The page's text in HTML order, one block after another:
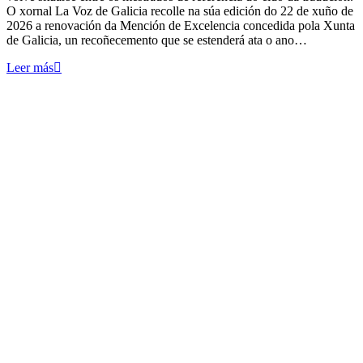
O xornal La Voz de Galicia recolle na súa edición do 22 de xuño de
2026 a renovación da Mención de Excelencia concedida pola Xunta
de Galicia, un recoñecemento que se estenderá ata o ano…
Leer más